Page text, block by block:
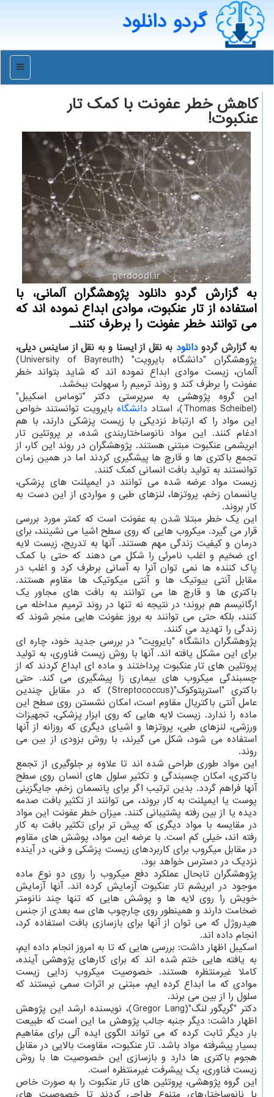
گردو دانلود
منو
كاهش خطر عفونت با كمك تار
عنكبوت!
به گزارش گردو دانلود پژوهشگران آلمانی، با
استفاده از تار عنكبوت، موادی ابداع نموده اند كه
می توانند خطر عفونت را برطرف كنندـ
به گزارش گردودانلود به نقل از ایسنا و به نقل از ساینس دیلی،
پژوهشگران "دانشگاه بایرویت" (University of Bayreuth)
آلمان، زیست موادی ابداع نموده اند که شاید بتواند خطر
عفونت را برطرف کند و روند ترمیم را سهولت ببخشد.
این گروه پژوهشی به سرپرستی دکتر "توماس اسکیبل"
(Thomas Scheibel)، استاد
دانشگاه بایرویت توانستند خواص
این مواد را که ارتباط نزدیکی با زیست پزشکی دارند، با هم
ادغام کنند. این مواد نانوساختاربندی شده، بر پروتئین تار
ابریشمی عنکبوت مبتنی هستند. پژوهشگران در روند این کار، از
تجمع باکتری ها و قارچ ها پیشگیری کردند اما در همین زمان
توانستند به تولید بافت انسانی کمک کنند.
زیست مواد عرضه شده می توانند در ایمپلنت های پزشکی،
پانسمان زخم، پروتزها، لنزهای طبی و مواردی از این دست به
کار بروند.
این یک خطر مبتلا شدن به عفونت است که کمتر مورد بررسی
قرار می گیرد. میکروب هایی که روی سطح اشیا می نشینند، برای
درمان و کیفیت زندگی مهم هستند. آنها به تدریج، زیست لایه
ای ضخیم و اغلب نامرئی را شکل می دهند که حتی با کمک
پاک کننده ها نمی توان آنرا به آسانی برطرف کرد و اغلب در
مقابل آنتی بیوتیک ها و آنتی میکوتیک ها مقاوم هستند.
باکتری ها و قارچ ها می توانند به بافت های مجاور یک
ارگانیسم هم بروند؛ در نتیجه نه تنها در روند ترمیم مداخله می
کنند، بلکه حتی می توانند به بروز عفونت هایی منجر شوند که
زندگی را تهدید می کنند.
پژوهشگران دانشگاه "بایرویت" در بررسی جدید خود، چاره ای
برای این مشکل یافته اند. آنها با روش زیست فناوری، به تولید
پروتئین های تار عنکبوت پرداختند و ماده ای ابداع کردند که از
چسبندگی میکروب های بیماری زا پیشگیری می کند. حتی
باکتری "استرپتوکوک"(Streptococcus) که در مقابل چندین
عامل آنتی باکتریال مقاوم است، امکان نشستن روی سطح این
ماده را ندارد. زیست لایه هایی که روی ابزار پزشکی، تجهیزات
ورزشی، لنزهای طبی، پروتزها و اشیای دیگری که روزانه از آنها
استفاده می شود، شکل می گیرند، با روش بزودی از بین می
روند.
این مواد طوری طراحی شده اند تا علاوه بر جلوگیری از تجمع
باکتری، امکان چسبندگی و تکثیر سلول های انسان روی سطح
آنها فراهم گردد. بدین ترتیب اگر برای پانسمان زخم، جایگزینی
پوست یا ایمپلنت به کار بروند، می توانند از تکثیر بافت صدمه
دیده یا از بین رفته پشتیبانی کنند. میزان خطر عفونت این مواد
در مقایسه با مواد دیگری که پیش تر برای تکثیر بافت به کار
رفته اند، خیلی کم است. با عرضه این مواد، پوشش های مقاوم
در مقابل میکروب برای کاربردهای زیست پزشکی و فنی، در آینده
نزدیک در دسترس خواهد بود.
پژوهشگران تابحال عملکرد دفع میکروب را روی دو نوع ماده
موجود در ابریشم تار عنکبوت آزمایش کرده اند. آنها آزمایش
خویش را روی لایه ها و پوشش هایی که تنها چند نانومتر
ضخامت دارند و همینطور روی چارچوب های سه بعدی از جنس
هیدروژل که می توان از آنها برای بازسازی بافت استفاده کرد،
انجام داده اند.
اسکیبل اظهار داشت: بررسی هایی که تا به امروز انجام داده ایم،
به یافته هایی ختم شده اند که برای کارهای پژوهشی آینده،
کاملا غیرمنتظره هستند. خصوصیت میکروب زدایی زیست
موادی که ما ابداع کرده ایم، مبتنی بر اثرات سمی نیستند که
سلول را از بین می برند.
دکتر "گریگور لنگ"(Gregor Lang)، نویسنده ارشد این پژوهش
اظهار داشت: دیگر جنبه جالب پژوهش ما این است که طبیعت
بار دیگر ثابت کرده که می تواند الگوی ایده آلی برای مفاهیم
بسیار پیشرفته مواد باشد. تار عنکبوت، مقاومت بالایی در مقابل
هجوم باکتری ها دارد و بازسازی این خصوصیت ها با روش
زیست فناوری، یک پیشرفت غیرمنتظره است.
این گروه پژوهشی، پروتئین های تار عنکبوت را به صورت خاص